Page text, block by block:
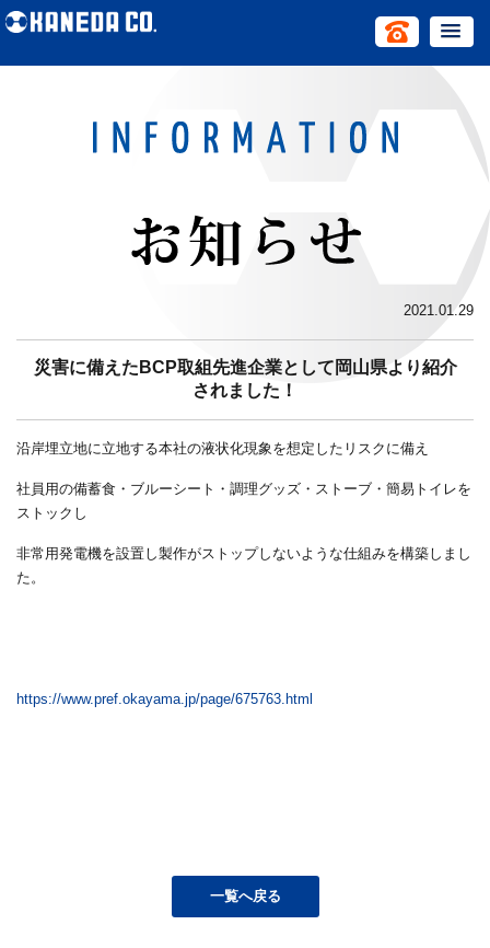
2021.01.29
災害に備えたBCP取組先進企業として岡山県より紹介
されました！
沿岸埋立地に立地する本社の液状化現象を想定したリスクに備え
社員用の備蓄食・ブルーシート・調理グッズ・ストーブ・簡易トイレを
ストックし
非常用発電機を設置し製作がストップしないような仕組みを構築しまし
た。
https://www.pref.okayama.jp/page/675763.html
一覧へ戻る